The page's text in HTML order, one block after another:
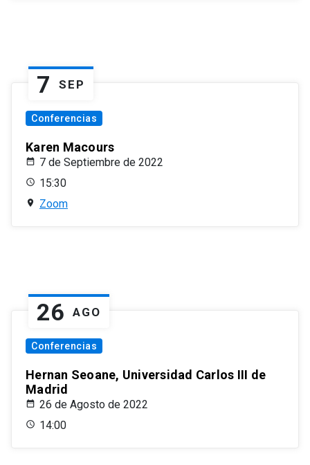
7 SEP
Conferencias
Karen Macours
7 de Septiembre de 2022
15:30
Zoom
26 AGO
Conferencias
Hernan Seoane, Universidad Carlos III de
Madrid
26 de Agosto de 2022
14:00